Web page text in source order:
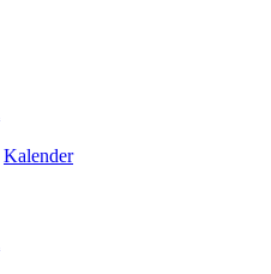
Kalender